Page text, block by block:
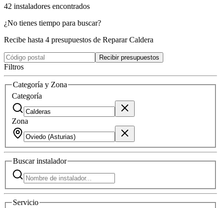
42 instaladores encontrados
¿No tienes tiempo para buscar?
Recibe hasta 4 presupuestos de Reparar Caldera
Recibir presupuestos
Filtros
Categoría y Zona
Categoría
Zona
Buscarinstalador
Servicio